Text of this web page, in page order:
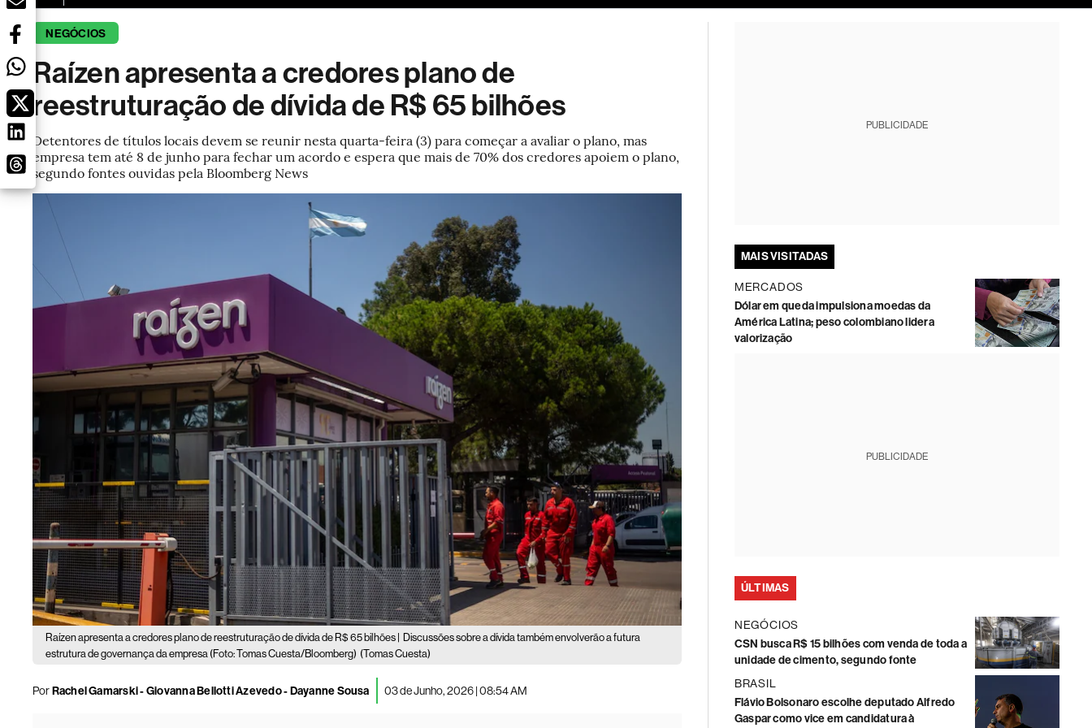
NEGÓCIOS
Raízen apresenta a credores plano de
reestruturação de dívida de R$ 65 bilhões
Detentores de títulos locais devem se reunir nesta quarta-feira (3) para começar a avaliar o plano, mas
empresa tem até 8 de junho para fechar um acordo e espera que mais de 70% dos credores apoiem o plano,
segundo fontes ouvidas pela Bloomberg News
Raízen apresenta a credores plano de reestruturação de dívida de R$ 65 bilhões |
Discussões sobre a dívida também envolverão a futura
estrutura de governança da empresa (Foto: Tomas Cuesta/Bloomberg) (Tomas Cuesta)
PorRachel Gamarski - Giovanna Bellotti Azevedo - Dayanne Sousa 03 de Junho, 2026 | 08:54 AM
PUBLICIDADE
MAIS VISITADAS
MERCADOS
Dólar em queda impulsiona moedas da
América Latina; peso colombiano lidera
valorização
PUBLICIDADE
ÚLTIMAS
NEGÓCIOS
CSN busca R$ 15 bilhões com venda de toda a
unidade de cimento, segundo fonte
BRASIL
Flávio Bolsonaro escolhe deputado Alfredo
Gaspar como vice em candidatura à